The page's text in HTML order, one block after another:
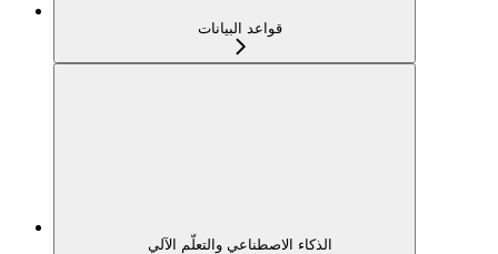
قواعد البيانات
الذكاء الاصطناعي والتعلّم الآلي